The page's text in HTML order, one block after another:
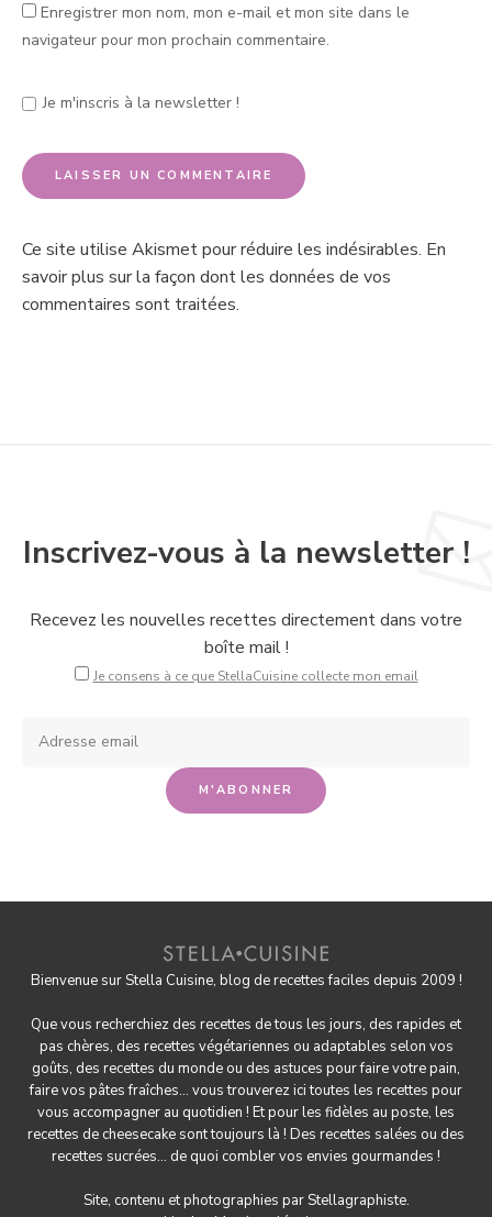
Enregistrer mon nom, mon e-mail et mon site dans le
navigateur pour mon prochain commentaire.
Je m'inscris à la newsletter !
Ce site utilise Akismet pour réduire les indésirables. En
savoir plus sur la façon dont les données de vos
commentaires sont traitées.
Inscrivez-vous à la newsletter !
Recevez les nouvelles recettes directement dans votre
boîte mail !
Je consens à ce que StellaCuisine collecte mon email
Bienvenue sur Stella Cuisine, blog de recettes faciles depuis 2009 !
Que vous recherchiez des recettes de tous les jours, des rapides et
pas chères, des recettes végétariennes ou adaptables selon vos
goûts, des recettes du monde ou des astuces pourfaire votre pain,
fairevos pâtes fraîches... vous trouverez ici toutes les recettes pour
vous accompagner au quotidien ! Et pour les fidèles au poste, les
recettes de cheesecake sont toujours là ! Des recettes salées ou des
recettes sucrées... de quoi combler vos envies gourmandes !
Site, contenu et photographies parStellagraphiste.